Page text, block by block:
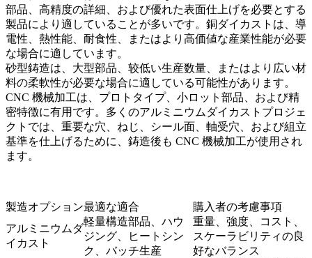
部品、高精度の詳細、および優れた表面仕上げを必要とする
製品により適していることが多いです。 銅ダイカスト は、導
電性、熱性能、耐食性、またはより高価値な産業性能が必要
な場合に適しています。
砂型鋳造は、大型部品、较低い生産数量、またはより広い材
料の柔軟性が必要な場合に適している可能性があります。
CNC 機械加工は、プロトタイプ、小ロット部品、および精
密特徴に有用です。多くのアルミニウムダイカストプロジェ
クトでは、重要な穴、ねじ、シール面、軸受穴、および組立
基準を仕上げるために、鋳造後も CNC 機械加工が使用され
ます。
製造オプション最適な適合
購入者の考慮事項
アルミニウムダ
イカスト
軽量構造部品、ハウ
ジング、ヒートシン
ク、バッチ生産
重量、強度、コスト、
スケーラビリティの良
好なバランス